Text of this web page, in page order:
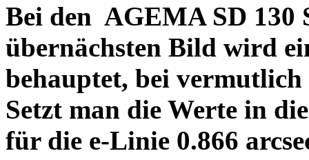
Bei den AGEMA SD 130
übernächsten Bild wird
behauptet, bei vermutlich
Setzt man die Werte in
für die e-Linie 0.866